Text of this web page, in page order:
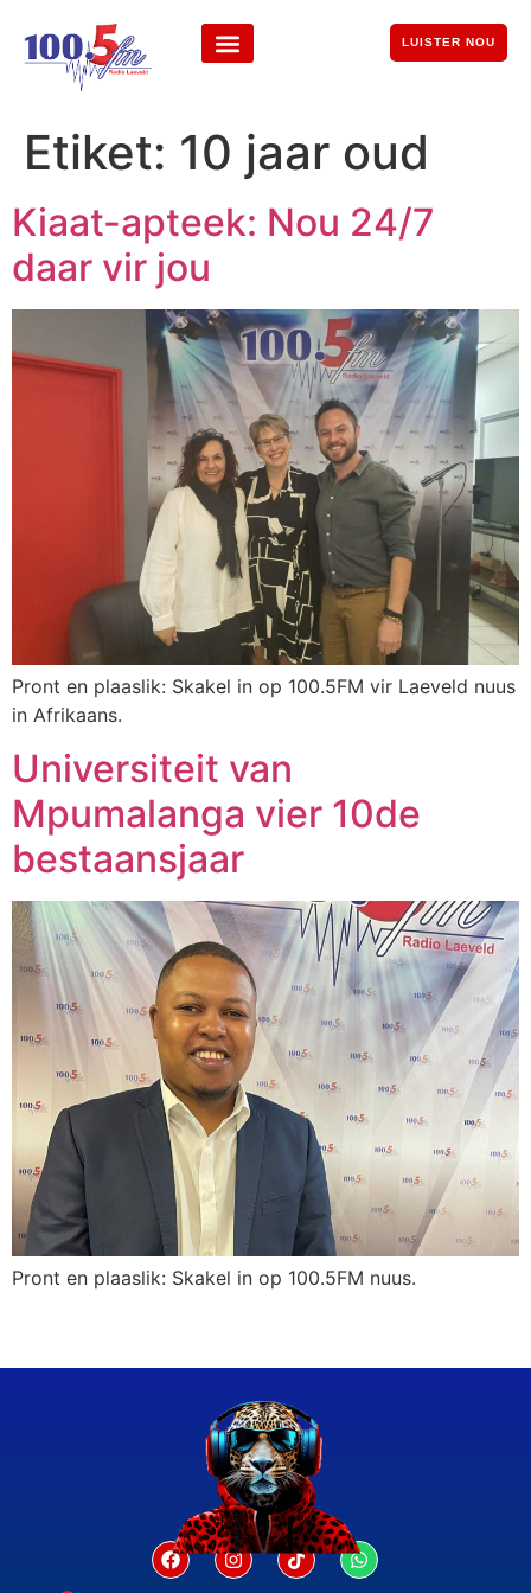
LUISTER NOU
Etiket: 10 jaar oud
Kiaat-apteek: Nou 24/7
daar vir jou
Pront en plaaslik: Skakel in op 100.5FM vir Laeveld nuus
in Afrikaans.
Universiteit van
Mpumalanga vier 10de
bestaansjaar
Pront en plaaslik: Skakel in op 100.5FM nuus.